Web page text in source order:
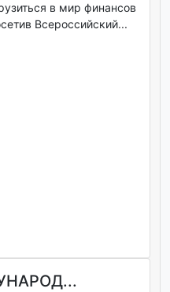
в мир финансов
Всероссийский...